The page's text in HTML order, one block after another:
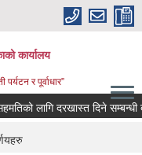
कार्यालय
पर्यटन र पूर्वाधार”
सरुवा सहमतिको लागि दरखास्त दिने